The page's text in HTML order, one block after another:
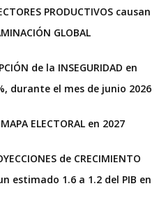
PRODUCTIVOS causan
GLOBAL
de la INSEGURIDAD en
durante el mes de junio 2026
ELECTORAL en 2027
de CRECIMIENTO
estimado 1.6 a 1.2 del PIB en